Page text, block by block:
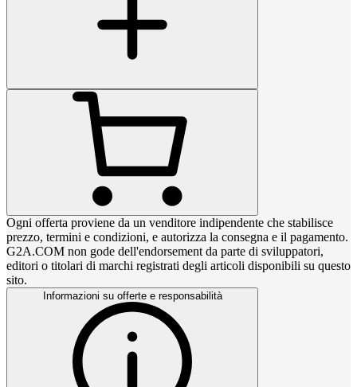
Ogni offerta proviene da un venditore indipendente che stabilisce
prezzo, termini e condizioni, e autorizza la consegna e il pagamento.
G2A.COM non gode dell'endorsement da parte di sviluppatori,
editori o titolari di marchi registrati degli articoli disponibili su questo
sito.
Informazioni su offerte e responsabilità